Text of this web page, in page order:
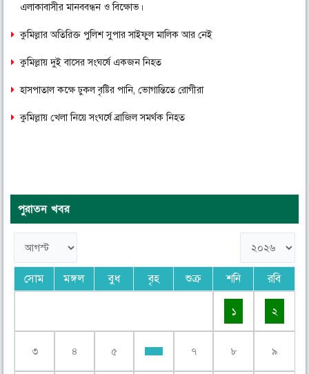
এলাকাবাসীর মানববন্ধন ও বিক্ষোভ।
কুমিল্লার অতিরিক্ত পুলিশ সুপার সাইফুল মালিক আর নেই
কুমিল্লায় দুই বাসের সংঘর্ষে একজন নিহত
হাসপাতাল কক্ষে ঢুকল বৃষ্টির পানি, ভোগান্তিতে রোগীরা
কুমিল্লায় খেলা নিয়ে সংঘর্ষে ব্রাজিল সমর্থক নিহত
পুরাতন খবর
সোম মঙ্গল বুধ বৃহ শুক্র শনি রবি
১ ২
৩ ৪ ৫ ৭ ৮ ৯